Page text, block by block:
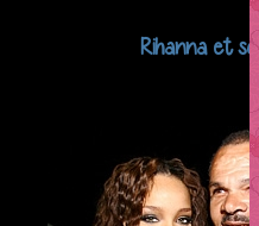
Rihanna et